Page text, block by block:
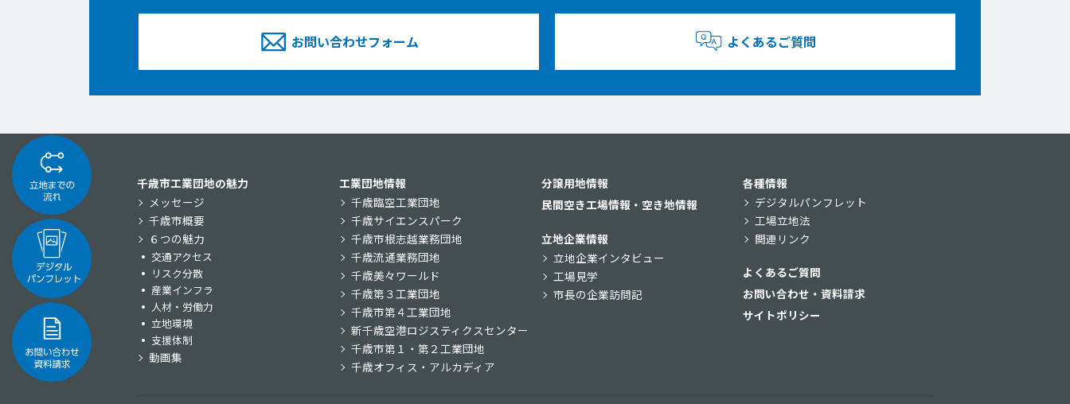
お問い合わせフォーム よくあるご質問
千歳市工業団地の魅力
メッセージ
千歳市概要
６つの魅力
交通アクセス
リスク分散
産業インフラ
人材・労働力
立地環境
支援体制
動画集
工業団地情報
千歳臨空工業団地
千歳サイエンスパーク
千歳市根志越業務団地
千歳流通業務団地
千歳美々ワールド
千歳第３工業団地
千歳市第４工業団地
新千歳空港ロジスティクスセンター
千歳市第１・第２工業団地
千歳オフィス・アルカディア
分譲用地情報
民間空き工場情報・空き地情報
立地企業情報
立地企業インタビュー
工場見学
市長の企業訪問記
各種情報
デジタルパンフレット
工場立地法
関連リンク
よくあるご質問
お問い合わせ・資料請求
サイトポリシー